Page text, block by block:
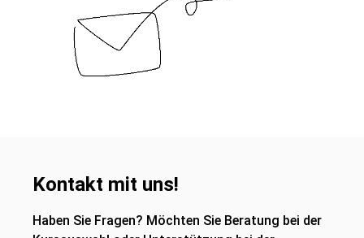
Kontakt mit uns!
Haben Sie Fragen? Möchten Sie Beratung bei der